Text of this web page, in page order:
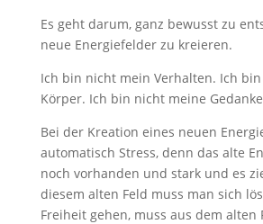
Es geht darum, ganz bewusst zu
neue Energiefelder zu kreieren.
Ich bin nicht mein Verhalten. Ich
Körper. Ich bin nicht meine
Bei der Kreation eines neuen
automatisch Stress, denn das alte
noch vorhanden und stark und es
diesem alten Feld muss man sich
Freiheit gehen, muss aus dem alten